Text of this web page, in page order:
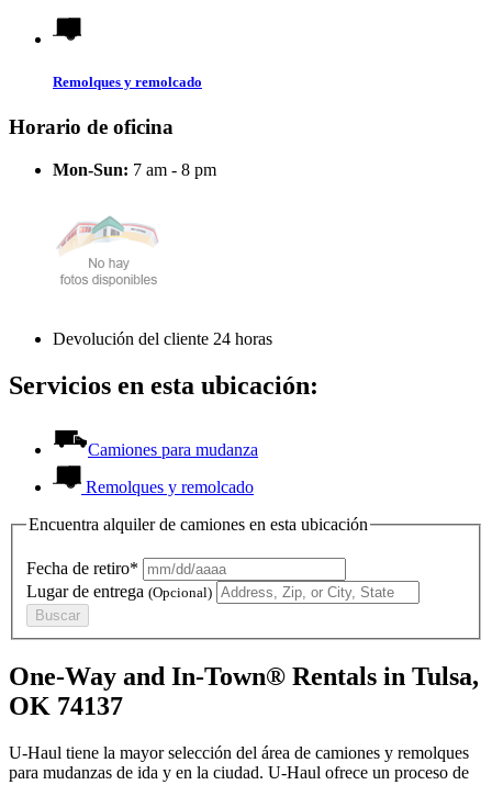
Remolques y remolcado
Horario de oficina
Mon-Sun: 7 am - 8 pm
Devolución del cliente 24 horas
Servicios en esta ubicación:
Camiones para mudanza
Remolques y remolcado
Encuentra alquiler de camiones en esta ubicación
Fecha de retiro*
Lugar de entrega (Opcional)
Buscar
One-Way and In-Town® Rentals in Tulsa,
OK 74137
U-Haul tiene la mayor selección del área de camiones y remolques
para mudanzas de ida y en la ciudad. U-Haul ofrece un proceso de